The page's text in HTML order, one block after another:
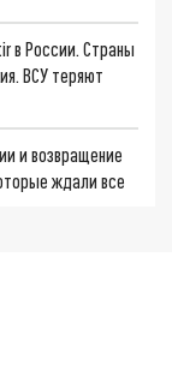
в России. Страны
ВСУ теряют
и возвращение
ждали все